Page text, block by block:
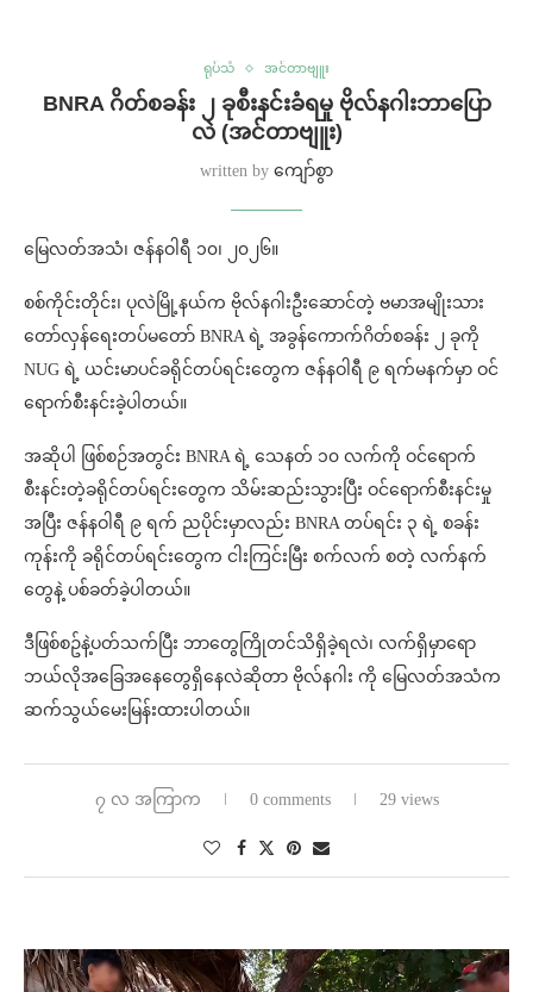
ရုပ်သံ အင်တာဗျူး
BNRA ဂိတ်စခန်း ၂ ခုစီးနင်းခံရမှု ဗိုလ်နဂါးဘာပြော
လဲ (အင်တာဗျူး)
written by ကျော်စွာ
မြေလတ်အသံ၊ ဇန်နဝါရီ ၁၀၊ ၂၀၂၆။
စစ်ကိုင်းတိုင်း၊ ပုလဲမြို့နယ်က ဗိုလ်နဂါးဦးဆောင်တဲ့ ဗမာအမျိုးသား
တော်လှန်ရေးတပ်မတော် BNRA ရဲ့ အခွန်ကောက်ဂိတ်စခန်း ၂ ခုကို
NUG ရဲ့ ယင်းမာပင်ခရိုင်တပ်ရင်းတွေက ဇန်နဝါရီ ၉ ရက်မနက်မှာ ဝင်
ရောက်စီးနင်းခဲ့ပါတယ်။
အဆိုပါ ဖြစ်စဉ်အတွင်း BNRA ရဲ့ သေနတ် ၁၀ လက်ကို ဝင်ရောက်
စီးနင်းတဲ့ခရိုင်တပ်ရင်းတွေက သိမ်းဆည်းသွားပြီး ဝင်ရောက်စီးနင်းမှု
အပြီး ဇန်နဝါရီ ၉ ရက် ညပိုင်းမှာလည်း BNRA တပ်ရင်း ၃ ရဲ့ စခန်း
ကုန်းကို ခရိုင်တပ်ရင်းတွေက ငါးကြင်းမြီး စက်လက် စတဲ့ လက်နက်
တွေနဲ့ ပစ်ခတ်ခဲ့ပါတယ်။
ဒီဖြစ်စဥ်နဲ့ပတ်သက်ပြီး ဘာတွေကြိုတင်သိရှိခဲ့ရလဲ၊ လက်ရှိမှာရော
ဘယ်လိုအခြေအနေတွေရှိနေလဲဆိုတာ ဗိုလ်နဂါး ကို မြေလတ်အသံက
ဆက်သွယ်မေးမြန်းထားပါတယ်။
၇ လ အကြာက 0 comments 29 views